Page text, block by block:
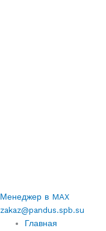
Менеджер в MAX
zakaz@pandus.spb.su
Главная